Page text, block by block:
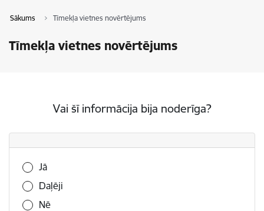
Sākums Tīmekļa vietnes novērtējums
Tīmekļa vietnes novērtējums
Vai šī informācija bija noderīga?
Vai šī informācija bija noderīga?
Jā
Daļēji
Nē